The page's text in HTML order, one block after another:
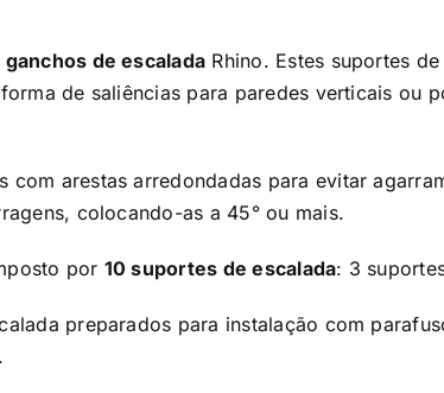
ganchos de escalada Rhino. Estes suportes
de saliências para paredes verticais ou
com arestas arredondadas para evitar
colocando-as a 45° ou mais.
por 10 suportes de escalada: 3
preparados para instalação com